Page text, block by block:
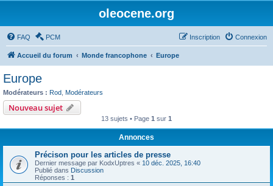
oleocene.org
FAQ PCM Connexion
Inscription
Accueil du forum Monde francophone Europe
Europe
Modérateurs : Rod Modérateurs
Nouveau sujet
13 sujets • Page 1 sur 1
Annonces
Précison pour les articles de presse
Dernier message par KodxUptres « 10 déc. 2025, 16:40
Publié dans Discussion
Réponses : 1